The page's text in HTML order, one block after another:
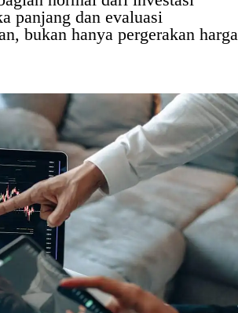
panjang dan evaluasi
bukan hanya pergerakan harga